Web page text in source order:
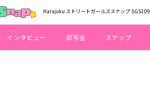
Harajuku ストリートガールズスナップ SGS109
インタビュー 試写会 スナップ